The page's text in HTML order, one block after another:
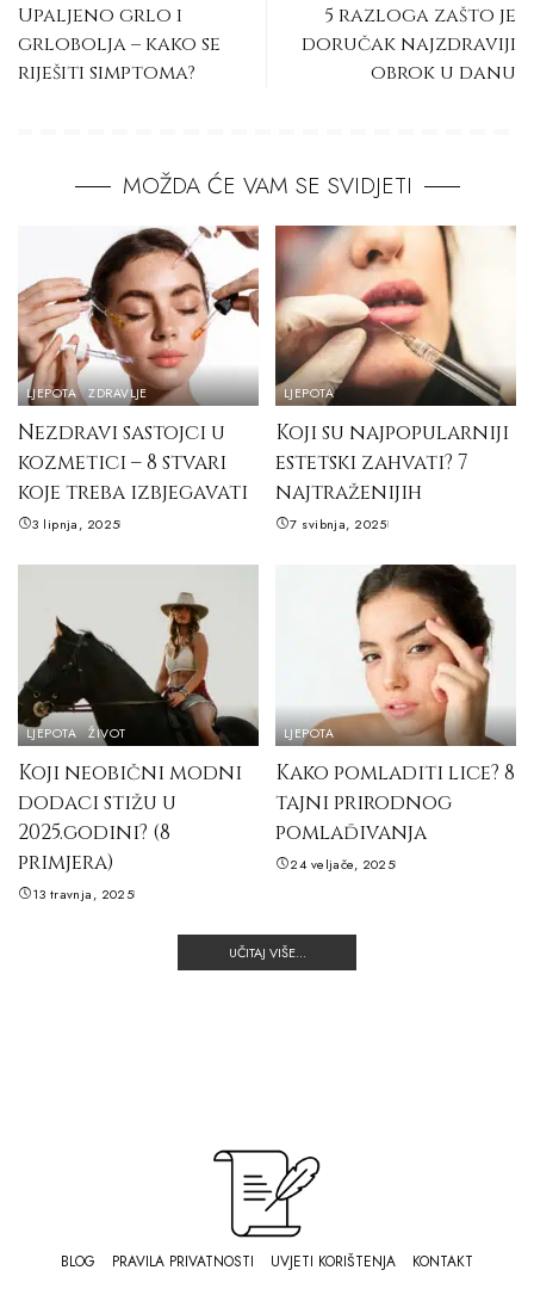
Upaljeno grlo i
grlobolja – kako se
riješiti simptoma?
5 razloga zašto je
doručak najzdraviji
obrok u danu
MOŽDA ĆE VAM SE SVIDJETI
LJEPOTA ZDRAVLJE
Nezdravi sastojci u
kozmetici – 8 stvari
koje treba izbjegavati
3 lipnja, 2025
LJEPOTA
Koji su najpopularniji
estetski zahvati? 7
najtraženijih
7 svibnja, 2025
LJEPOTA ŽIVOT
Koji neobični modni
dodaci stižu u
2025.godini? (8
primjera)
13 travnja, 2025
LJEPOTA
Kako pomladiti lice? 8
tajni prirodnog
pomlađivanja
24 veljače, 2025
UČITAJ VIŠE...
BLOG PRAVILA PRIVATNOSTI UVJETI KORIŠTENJA KONTAKT